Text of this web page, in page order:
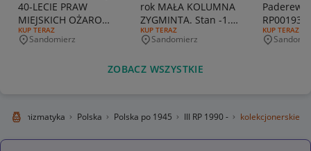
40-LECIE PRAW
MIEJSKICH OŻAROWA
MAZOWIECKIEGO
RODZAJ OFERTY:
KUP TERAZ
Miejscowość
Sandomierz
rok MAŁA KOLUMNA
ZYGMINTA. Stan -1.
Bardzo ładna
RODZAJ OFERTY:
KUP TERAZ
Miejscowość
Sandomierz
+ FOLDER
RODZAJ
KUP TERAZ
ZOBACZ WSZYSTKIE
Numizmatyka Polska Polska po 1945 III RP 1990 - kolekcjonerskie